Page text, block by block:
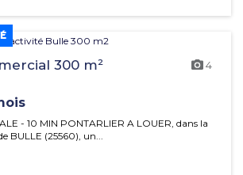
300 m² 4
MIN PONTARLIER A LOUER, dans la
BULLE (25560), un...